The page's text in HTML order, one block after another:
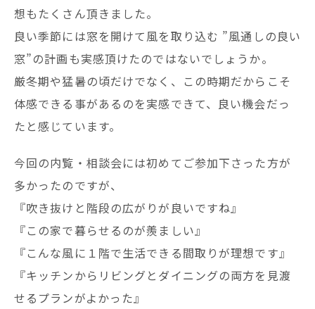
想もたくさん頂きました。
良い季節には窓を開けて風を取り込む ”風通しの良い
窓”の計画も実感頂けたのではないでしょうか。
厳冬期や猛暑の頃だけでなく、この時期だからこそ
体感できる事があるのを実感できて、良い機会だっ
たと感じています。
今回の内覧・相談会には初めてご参加下さった方が
多かったのですが、
『吹き抜けと階段の広がりが良いですね』
『この家で暮らせるのが羨ましい』
『こんな風に１階で生活できる間取りが理想です』
『キッチンからリビングとダイニングの両方を見渡
せるプランがよかった』